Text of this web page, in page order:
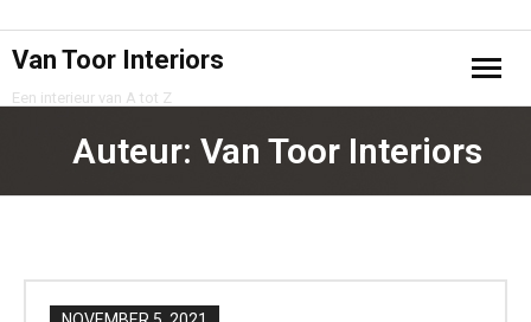
Van Toor Interiors
Een interieur van A tot Z
Home
Projecten
Privacy Policy
Auteur: Van Toor Interiors